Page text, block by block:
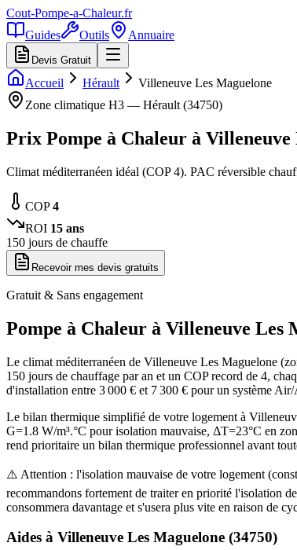
Cout-Pompe-a-Chaleur.fr
Guides
Outils Annuaire
Devis Gratuit
Accueil Hérault
Villeneuve Les Maguelone
Zone climatique H3 — Hérault (34750)
Prix Pompe à Chaleur à Villeneuve
Climat méditerranéen idéal (COP 4). PAC réversible
COP4
ROI 15 ans
150 jours de chauffe
Recevoir mes devis gratuits
Gratuit & Sans engagement
Pompe à Chaleur à Villeneuve Les
Le climat méditerranéen de Villeneuve Les Maguelone
150 jours de chauffage par an et un COP record de 4,
d'installation entre 3 000 € et 7 300 € pour un système
Le bilan thermique simplifié de votre logement à
G=1.8 W/m³.°C pour isolation mauvaise, ΔT=23°C en
rend prioritaire un bilan thermique professionnel avant
⚠️ Attention : l'isolation mauvaise de votre logement
recommandons fortement de traiter en priorité l'isolation
consommera davantage et s'usera plus vite en raison de
Aides à Villeneuve Les Maguelone (34750)